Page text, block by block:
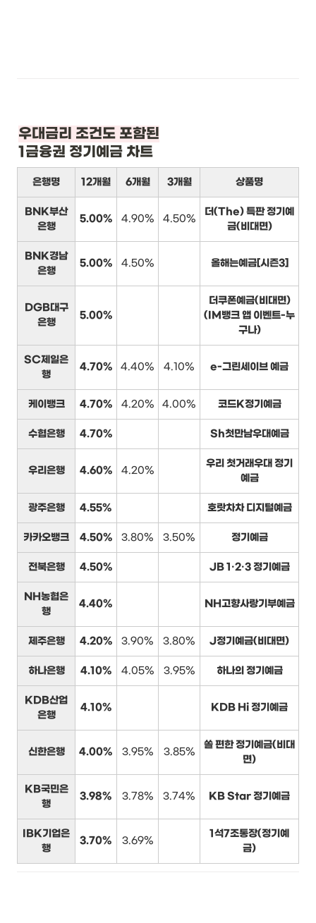
1금융권 정기예금 차트
은행명 12개월 6개월 3개월 상품명
BNK부산
은행
5.00% 4.90% 4.50%
더(The) 특판 정기예
금(비대면)
BNK경남
은행
5.00% 4.50% 올해는예금[시즌3]
DGB대구
은행
5.00%
더쿠폰예금(비대면)
(IM뱅크 앱 이벤트-누
구나)
SC제일은
행
4.70% 4.40% 4.10% e-그린세이브 예금
케이뱅크 4.70% 4.20% 4.00% 코드K정기예금
수협은행 4.70% Sh첫만남우대예금
우리은행 4.60% 4.20%
우리 첫거래우대 정기
예금
광주은행 4.55% 호랏차차 디지털예금
카카오뱅크 4.50% 3.80% 3.50% 정기예금
전북은행 4.50% JB 1·2·3 정기예금
NH농협은
행
4.40% NH고향사랑기부예금
제주은행 4.20% 3.90% 3.80% J정기예금(비대면)
하나은행 4.10% 4.05% 3.95% 하나의 정기예금
KDB산업
은행
4.10% KDB Hi 정기예금
신한은행 4.00% 3.95% 3.85%
쏠 편한 정기예금(비대
면)
KB국민은
행
3.98% 3.78% 3.74% KB Star 정기예금
IBK기업은
행
3.70% 3.69%
1석7조통장(정기예
금)